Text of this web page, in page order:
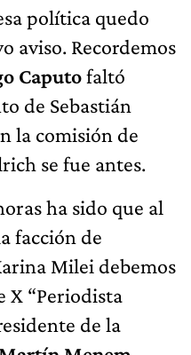
política quedo
aviso. Recordemos
Caputofaltó
de Sebastián
la comisión de
se fue antes.
ha sido que al
facción de
Milei debemos
X “Periodista
de la